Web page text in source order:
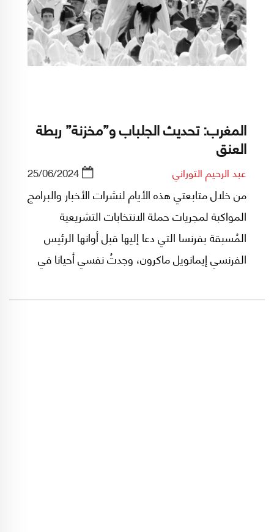
المغرب: تحديث الجلباب و”مخزنة” ربطة
العنق
عبد الرحيم التوراني 25/06/2024
من خلال متابعتي هذه الأيام لنشرات الأخبار والبرامج
المواكبة لمجريات حملة الانتخابات التشريعية
المُسبقة بفرنسا التي دعا إليها قبل أوانها الرئيس
الفرنسي إيمانويل ماكرون، وجدتُ نفسي أحيانا في
المذيعون والمحلّلون بهذا الشأن، وقليل الانتباه إلى